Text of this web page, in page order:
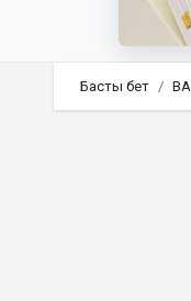
Басты бет